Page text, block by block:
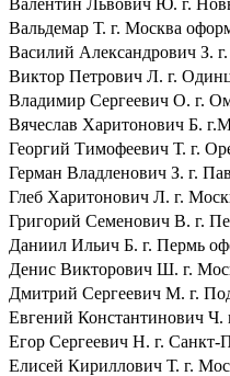
Вальдемар Т. г. Москва
Василий Александрович З.
Виктор Петрович Л. г.
Владимир Сергеевич О. г.
Вячеслав Харитонович Б.
Георгий Тимофеевич Т. г.
Герман Владленович З. г.
Глеб Харитонович Л. г.
Григорий Семенович В. г.
Даниил Ильич Б. г. Пермь
Денис Викторович Ш. г.
Дмитрий Сергеевич М. г.
Евгений Константинович Ч.
Егор Сергеевич Н. г. Санкт-
Елисей Кириллович Т. г.